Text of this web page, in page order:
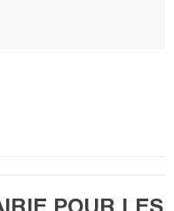
POUR LES